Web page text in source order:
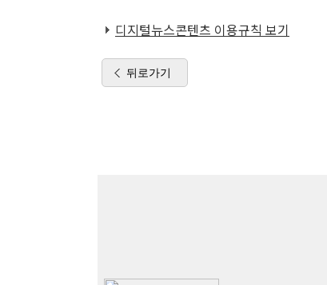
디지털뉴스콘텐츠 이용규칙 보기
뒤로가기